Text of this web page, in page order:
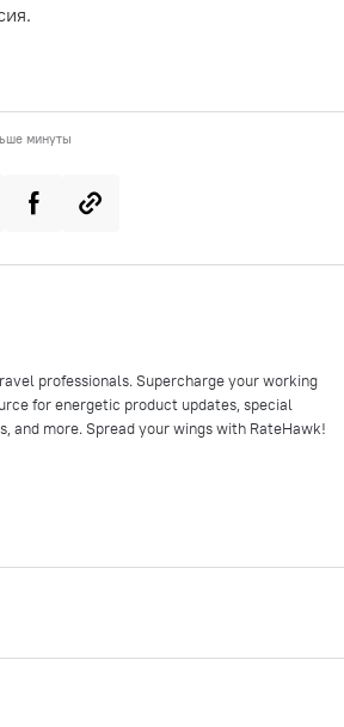
минуты
professionals. Supercharge your working
for energetic product updates, special
and more. Spread your wings with RateHawk!